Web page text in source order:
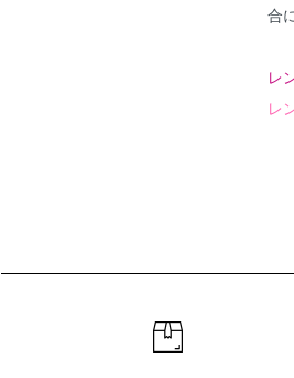
合
レ
レ